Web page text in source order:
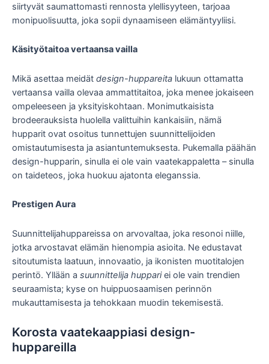
siirtyvät saumattomasti rennosta ylellisyyteen, tarjoaa
monipuolisuutta, joka sopii dynaamiseen elämäntyyliisi.
Käsityötaitoa vertaansa vailla
Mikä asettaa meidät design-huppareita lukuun ottamatta
vertaansa vailla olevaa ammattitaitoa, joka menee jokaiseen
ompeleeseen ja yksityiskohtaan. Monimutkaisista
brodeerauksista huolella valittuihin kankaisiin, nämä
hupparit ovat osoitus tunnettujen suunnittelijoiden
omistautumisesta ja asiantuntemuksesta. Pukemalla päähän
design-hupparin, sinulla ei ole vain vaatekappaletta – sinulla
on taideteos, joka huokuu ajatonta eleganssia.
Prestigen Aura
Suunnittelijahuppareissa on arvovaltaa, joka resonoi niille,
jotka arvostavat elämän hienompia asioita. Ne edustavat
sitoutumista laatuun, innovaatio, ja ikonisten muotitalojen
perintö. Yllään a suunnittelija huppariei ole vain trendien
seuraamista; kyse on huippuosaamisen perinnön
mukauttamisesta ja tehokkaan muodin tekemisestä.
Korosta vaatekaappiasi design-
huppareilla